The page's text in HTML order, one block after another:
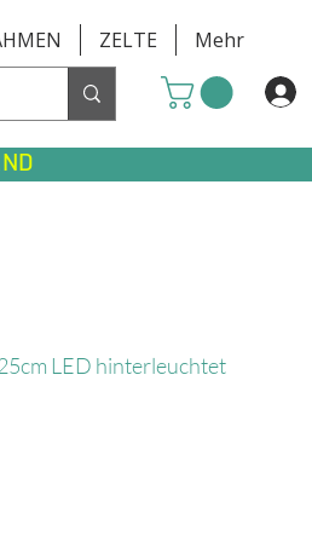
ZELTE Mehr
LED hinterleuchtet